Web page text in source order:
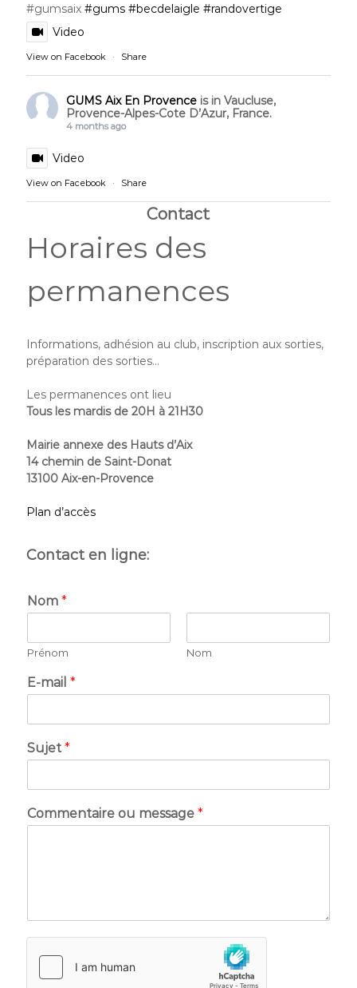
#gumsaix#gums #becdelaigle #randovertige
Video
View on Facebook · Share
GUMS Aix En Provence is in Vaucluse,
Provence-Alpes-Cote D’Azur, France.
4 months ago
Video
View on Facebook · Share
Contact
Horaires des
permanences
Informations, adhésion au club, inscription aux sorties,
préparation des sorties…
Les permanences ont lieu
Tous les mardis de 20H à 21H30
Mairie annexe des Hauts d’Aix
14 chemin de Saint-Donat
13100 Aix-en-Provence
Plan d’accès
Contact en ligne:
Nom*
Prénom Nom
E-mail*
Sujet*
Commentaire ou message*